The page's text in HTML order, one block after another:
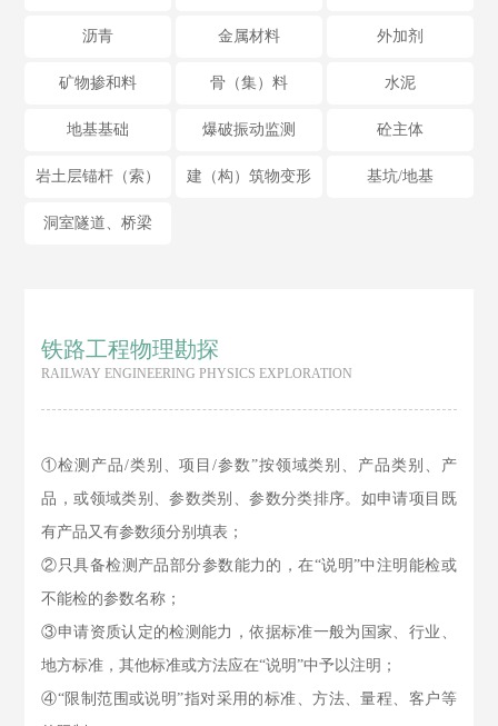
沥青 金属材料 外加剂
矿物掺和料 骨（集）料 水泥
地基基础 爆破振动监测 砼主体
岩土层锚杆（索） 建（构）筑物变形 基坑/地基
洞室隧道、桥梁
铁路工程物理勘探
RAILWAY ENGINEERING PHYSICS EXPLORATION
①检测产品/类别、项目/参数”按领域类别、产品类别、产
品，或领域类别、参数类别、参数分类排序。如申请项目既
有产品又有参数须分别填表；
②只具备检测产品部分参数能力的，在“说明”中注明能检或
不能检的参数名称；
③申请资质认定的检测能力，依据标准一般为国家、行业、
地方标准，其他标准或方法应在“说明”中予以注明；
④“限制范围或说明”指对采用的标准、方法、量程、客户等